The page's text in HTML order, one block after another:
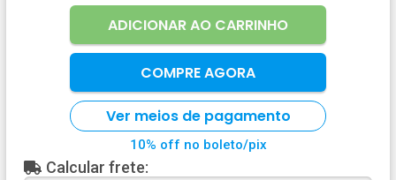
ADICIONAR AO CARRINHO
COMPRE AGORA
Ver meios de pagamento
10% off no boleto/pix
Calcular frete: